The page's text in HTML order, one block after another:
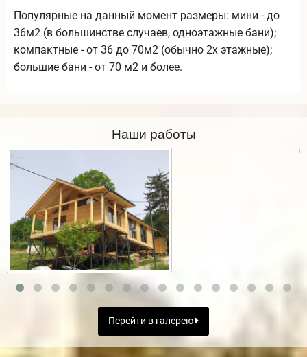
Популярные на данный момент размеры: мини - до
36м2 (в большинстве случаев, одноэтажные бани);
компактные - от 36 до 70м2 (обычно 2х этажные);
большие бани - от 70 м2 и более.
Наши работы
Перейти в галерею